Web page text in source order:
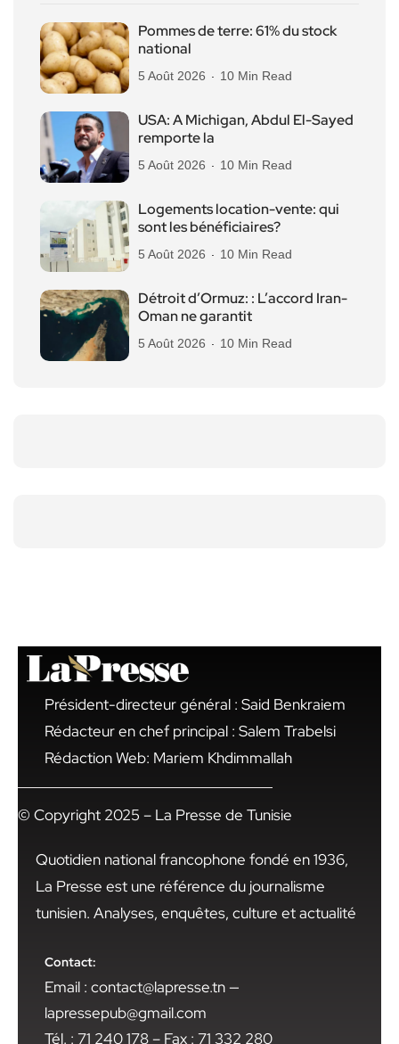
Pommes de terre: 61% du stock
national
5 Août 2026 10 Min Read
USA: A Michigan, Abdul El-Sayed
remporte la
5 Août 2026 10 Min Read
Logements location-vente: qui
sont les bénéficiaires?
5 Août 2026 10 Min Read
Détroit d’Ormuz: : L’accord Iran-
Oman ne garantit
5 Août 2026 10 Min Read
Président-directeur général : Said Benkraiem
Rédacteur en chef principal : Salem Trabelsi
Rédaction Web: Mariem Khdimmallah
© Copyright 2025 – La Presse de Tunisie
Quotidien national francophone fondé en 1936,
La Presse est une référence du journalisme
tunisien. Analyses, enquêtes, culture et actualité
Contact:
Email : contact@lapresse.tn —
lapressepub@gmail.com
Tél. : 71 240 178 – Fax : 71 332 280